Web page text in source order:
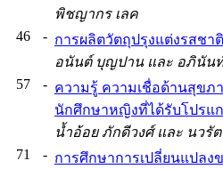
พิชญากร เลค
46
- การผลิตวัตถุปรุงแต่งรสชา
อนันต์ บุญปาน และ อภินัน
57
- ความรู้ ความเชื่อด้านสุขภ
นักศึกษาหญิงที่ได้รับโปรแก
น้ำอ้อย ภักดีวงศ์ และ นวรั
71
- การศึกษาการเปลี่ยนแปล